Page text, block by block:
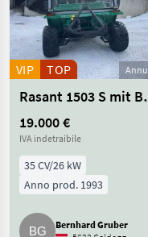
PERCORSO
ATTUALE
Settore
agricolo
Veicoli
Agricoli
A
Motore
Motore
SCEGLI
Reimposta
281
VIP TOP
Rasant
19.000 €
IVA indetraibile
35 CV/26 kW
Anno prod. 1993
Bernhard Gruber